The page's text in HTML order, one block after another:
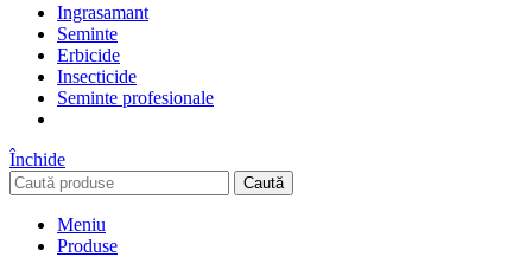
Ingrasamant
Seminte
Erbicide
Insecticide
Seminte profesionale
Închide
Caută
Meniu
Produse